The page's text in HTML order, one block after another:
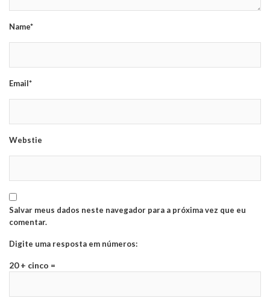
Name*
Email*
Webstie
Salvar meus dados neste navegador para a próxima vez que eu
comentar.
Digite uma resposta em números:
20 + cinco =